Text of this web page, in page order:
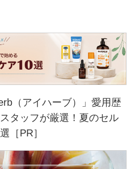
（アイハーブ）」愛用歴
タッフが厳選！夏のセル
［PR］